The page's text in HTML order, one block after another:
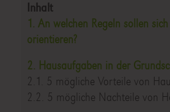
Inhalt
1. An welchen Regeln sollen
orientieren?
2. Hausaufgaben in der
2.1. 5 mögliche Vorteile von
2.2. 5 mögliche Nachteile von